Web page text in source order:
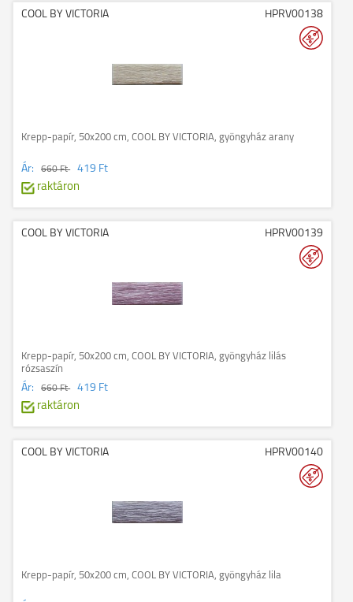
COOL BY VICTORIA HPRV00138
Krepp-papír, 50x200 cm, COOL BY VICTORIA, gyöngyház arany
Ár: 660 Ft
419 Ft
raktáron
COOL BY VICTORIA HPRV00139
Krepp-papír, 50x200 cm, COOL BY VICTORIA, gyöngyház lilás
rózsaszín
Ár: 660 Ft
419 Ft
raktáron
COOL BY VICTORIA HPRV00140
Krepp-papír, 50x200 cm, COOL BY VICTORIA, gyöngyház lila